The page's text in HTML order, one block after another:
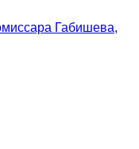
Габишева,